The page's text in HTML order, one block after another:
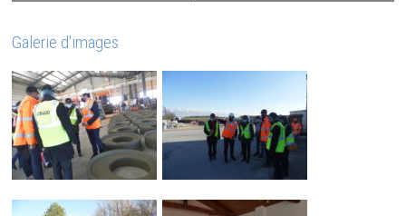
Galerie d'images